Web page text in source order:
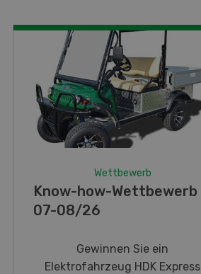
Wettbewerb
Know-how-Wettbewerb
07-08/26
Gewinnen Sie ein
Elektrofahrzeug HDK Express